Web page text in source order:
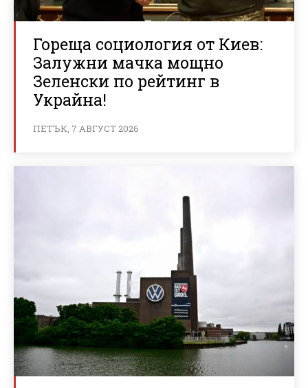
Гореща социология от Киев:
Залужни мачка мощно
Зеленски по рейтинг в
Украйна!
ПЕТЪК, 7 АВГУСТ 2026